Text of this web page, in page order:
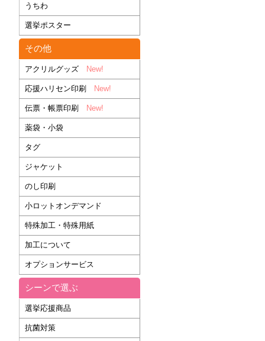
うちわ
選挙ポスター
その他
アクリルグッズ New!
応援ハリセン印刷 New!
伝票・帳票印刷 New!
薬袋・小袋
タグ
ジャケット
のし印刷
小ロットオンデマンド
特殊加工・特殊用紙
加工について
オプションサービス
シーンで選ぶ
選挙応援商品
抗菌対策